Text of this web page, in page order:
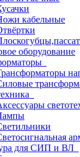
кабельные
оборудование
для СИП и ВЛ